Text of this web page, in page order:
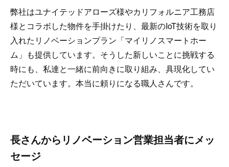
弊社はユナイテッドアローズ様やカリフォルニア工務店
様とコラボした物件を手掛けたり、最新のIoT技術を取り
入れたリノベーションプラン「マイリノスマートホー
ム」も提供しています。そうした新しいことに挑戦する
時にも、私達と一緒に前向きに取り組み、具現化してい
ただいています。本当に頼りになる職人さんです。
長さんからリノベーション営業担当者にメッ
セージ